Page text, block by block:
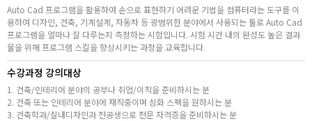
Auto Cad 프로그램을 활용하여 손으로 표현하기 어려운 기법을 컴퓨터라는 도구를 이
용하여 디자인, 건축, 기계설계, 자동차 등 광범위한 분야에서 사용되는 툴로 Auto Cad
프로그램을 얼마나 잘 다루는지 측정하는 시험입니다. 시험 시간 내의 완성도 높은 결과
물을 위해 프로그램 스킬을 향상시키는 과정을 교육합니다.
수강과정 강의대상
1. 건축/인테리어 분야의 공부나 취업/이직을 준비하시는 분
2. 건축 또는 인테리어 분야에 재직중이며 심화 스펙을 원하시는 분
3. 건축학과/실내디자인과 전공생으로 전문 자격증을 준비하시는 분